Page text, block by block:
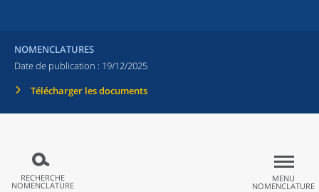
NOMENCLATURES
Date de publication : 19/12/2025
Télécharger les documents
RECHERCHE
NOMENCLATURE
MENU
NOMENCLATURE